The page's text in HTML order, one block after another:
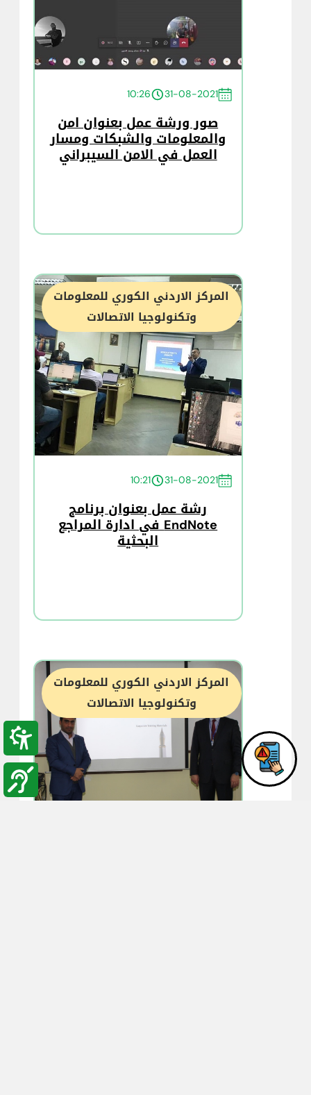
31-08-2021
10:26
صور ورشة عمل بعنوان امن
والمعلومات والشبكات ومسار
العمل في الامن السيبراني
المركز الاردني الكوري للمعلومات
وتكنولوجيا الاتصالات
31-08-2021
10:21
رشة عمل بعنوان برنامج
EndNote في ادارة المراجع
البحثية
المركز الاردني الكوري للمعلومات
وتكنولوجيا الاتصالات